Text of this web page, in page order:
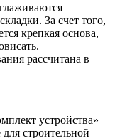
За счет того,
крепкая основа,
рассчитана в
устройства»
строительной